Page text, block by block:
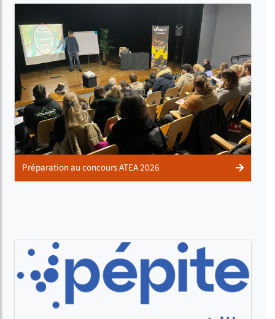
Préparation au concours ATEA 2026